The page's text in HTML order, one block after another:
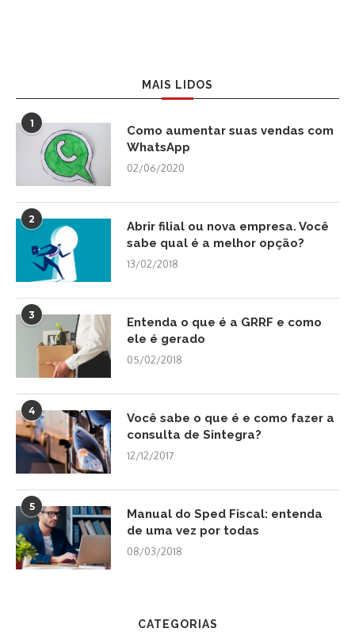
MAIS LIDOS
1
Como aumentar suas vendas com
WhatsApp
02/06/2020
2
Abrir filial ou nova empresa. Você
sabe qual é a melhor opção?
13/02/2018
3
Entenda o que é a GRRF e como
ele é gerado
05/02/2018
4
Você sabe o que é e como fazer a
consulta de Sintegra?
12/12/2017
5
Manual do Sped Fiscal: entenda
de uma vez por todas
08/03/2018
CATEGORIAS